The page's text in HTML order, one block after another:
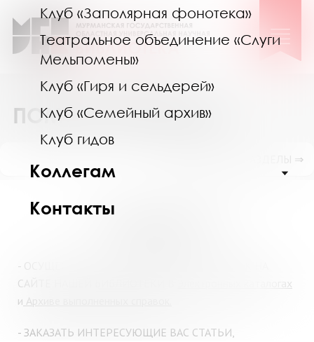
Клуб «Заполярная фонотека»
Театральное объединение «Слуги
Мельпомены»
Клуб «Гиря и сельдерей»
Клуб «Семейный архив»
Клуб гидов
Коллегам
Контакты
ПОМОГИ СЕБЕ САМ
Мы всегда рады помочь Вам!
- ОСУЩЕСТВИТЬ САМОСТОЯТЕЛЬНЫЙ ПОИСК НА
САЙТЕ НАШЕЙ БИБЛИОТЕКИ В
Электронных каталогах
и Архиве выполненных справок.
- ЗАКАЗАТЬ ИНТЕРЕСУЮЩИЕ ВАС СТАТЬИ,
ПОКАЗАТЬ ПОДРАЗДЕЛЫ ⇒